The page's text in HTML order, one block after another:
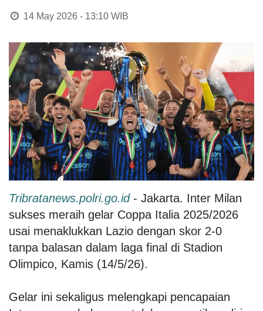
14 May 2026 - 13:10WIB
Tribratanews.polri.go.id- Jakarta. Inter Milan
sukses meraih gelar Coppa Italia 2025/2026
usai menaklukkan Lazio dengan skor 2-0
tanpa balasan dalam laga final di Stadion
Olimpico, Kamis (14/5/26).
Gelar ini sekaligus melengkapi pencapaian